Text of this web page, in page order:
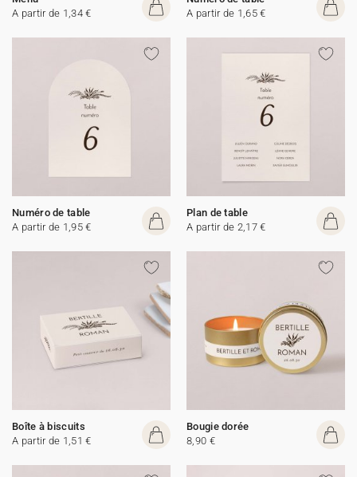
A partir de 1,34 €
A partir de 1,65 €
Numéro de table
A partir de 1,95 €
Plan de table
A partir de 2,17 €
Boîte à biscuits
A partir de 1,51 €
Bougie dorée
8,90 €